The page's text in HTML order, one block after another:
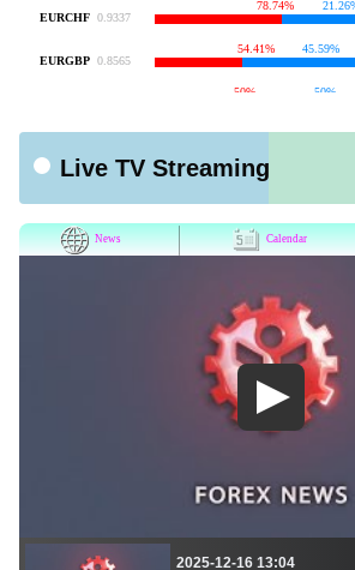
Live TV Streaming